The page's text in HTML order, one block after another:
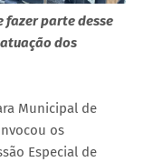
fazer parte desse
dos
Municipal de
os
Especial de